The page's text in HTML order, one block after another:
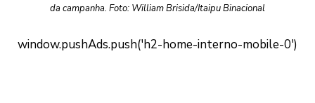
da campanha. Foto: William Brisida/Itaipu Binacional